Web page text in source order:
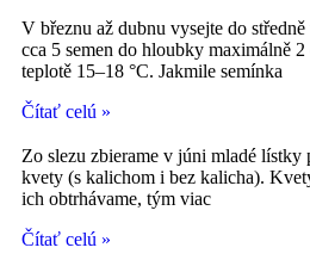
V březnu až dubnu vysejte do
cca 5 semen do hloubky maximálně
teplotě 15–18 °C. Jakmile semínka
Čítať celú »
Zo slezu zbierame v júni mladé lístky
kvety (s kalichom i bez kalicha).
ich obtrhávame, tým viac
Čítať celú »